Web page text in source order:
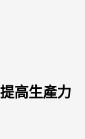
高生產力